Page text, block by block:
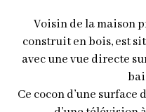
Voisin de la maison
construit en bois, est
avec une vue directe
Ce cocon d’une surface